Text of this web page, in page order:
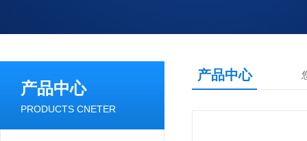
产品中心
PRODUCTS CNETER
产品中心